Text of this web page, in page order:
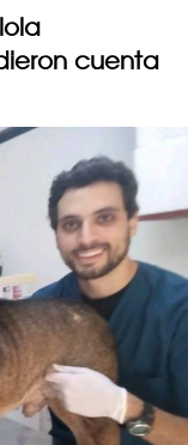
cuenta